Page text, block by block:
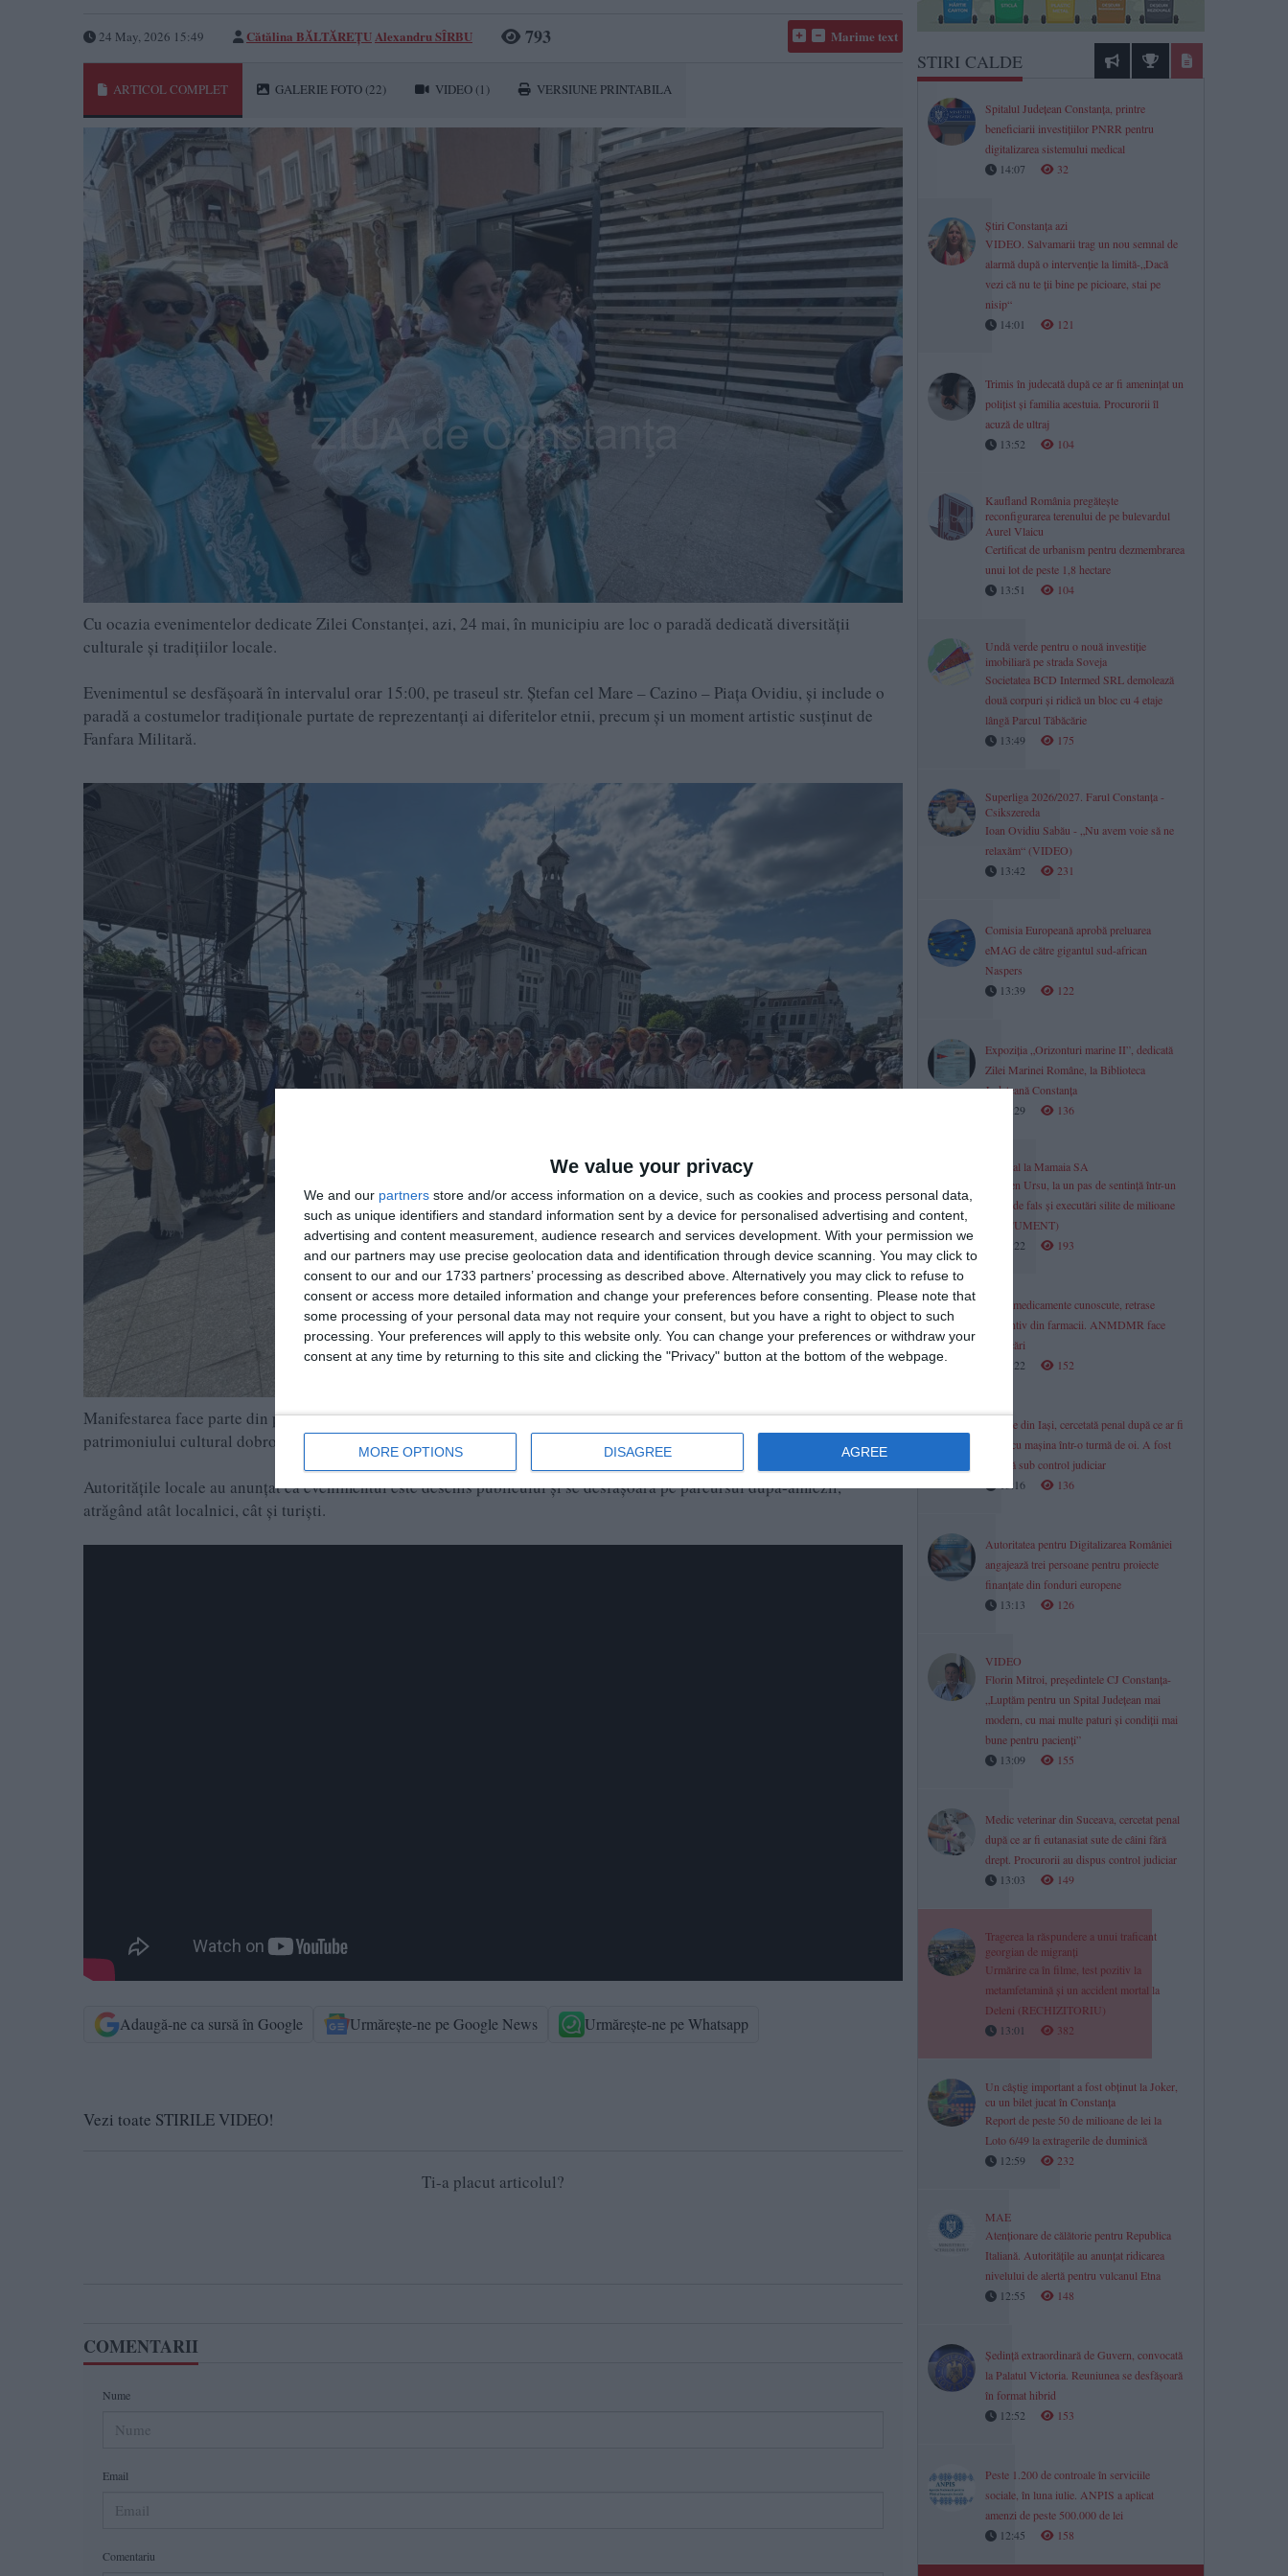
We value your privacy
We and our partners store and/or access information on a device, such as cookies and process personal data,
such as unique identifiers and standard information sent by a device for personalised advertising and content,
advertising and content measurement, audience research and services development. With your permission we
and our partners may use precise geolocation data and identification through device scanning. You may click to
consent to our and our 1733 partners’ processing as described above. Alternatively you may click to refuse to
consent or access more detailed information and change your preferences before consenting.
Please note that
some processing of your personal data may not require your consent, but you have a right to object to such
processing. Your preferences will apply to this website only. You can change your preferences or withdraw your
consent at any time by returning to this site and clicking the "Privacy" button at the bottom of the webpage.
MORE OPTIONS DISAGREE AGREE
24 May, 2026 15:49 Cătălina BĂLTĂREȚU Alexandru SÎRBU 793 Marime text
ARTICOL COMPLET GALERIE FOTO (22) VIDEO (1) VERSIUNE PRINTABILA
Cu ocazia evenimentelor dedicate Zilei Constanței, azi, 24 mai, în municipiu are loc o paradă dedicată diversității
culturale și tradițiilor locale.
Evenimentul se desfășoară în intervalul orar 15:00, pe traseul str. Ștefan cel Mare – Cazino – Piața Ovidiu, și include o
paradă a costumelor tradiționale purtate de reprezentanți ai diferitelor etnii, precum și un moment artistic susținut de
Fanfara Militară.
Manifestarea face parte din programul „Zilele Constanței 2026” și are ca scop promovarea multiculturalității și a
patrimoniului cultural dobrogean, într-un cadru festiv organizat în centrul orașului.
Autoritățile locale au anunțat că evenimentul este deschis publicului și se desfășoară pe parcursul după-amiezii,
atrăgând atât localnici, cât și turiști.
Adaugă-ne ca sursă în Google Urmărește-ne pe Google News Urmărește-ne pe Whatsapp
Vezi toate STIRILE VIDEO!
Ti-a placut articolul?
COMENTARII
Nume
Email
Comentariu
STIRI CALDE
Spitalul Județean Constanța, printre
beneficiarii investițiilor PNRR pentru
digitalizarea sistemului medical
14:07
32
Știri Constanța azi
VIDEO. Salvamarii trag un nou semnal de
alarmă după o intervenție la limită-„Dacă
vezi că nu te ții bine pe picioare, stai pe
nisip“
14:01
121
Trimis în judecată după ce ar fi amenințat un
polițist și familia acestuia. Procurorii îl
acuză de ultraj
13:52
104
Kaufland România pregătește
reconfigurarea terenului de pe bulevardul
Aurel Vlaicu
Certificat de urbanism pentru dezmembrarea
unui lot de peste 1,8 hectare
13:51
104
Undă verde pentru o nouă investiție
imobiliară pe strada Soveja
Societatea BCD Intermed SRL demolează
două corpuri și ridică un bloc cu 4 etaje
lângă Parcul Tăbăcărie
13:49
175
Superliga 2026/2027. Farul Constanța -
Csikszereda
Ioan Ovidiu Sabău - „Nu avem voie să ne
relaxăm“ (VIDEO)
13:42
231
Comisia Europeană aprobă preluarea
eMAG de către gigantul sud-african
Naspers
13:39
122
Expoziția „Orizonturi marine II”, dedicată
Zilei Marinei Române, la Biblioteca
Județeană Constanța
13:29
136
Scandal la Mamaia SA
Carmen Ursu, la un pas de sentință într-un
dosar de fals și executări silite de milioane
(DOCUMENT)
13:22
193
Două medicamente cunoscute, retrase
preventiv din farmacii. ANMDMR face
verificări
13:22
152
Femeie din Iași, cercetată penal după ce ar fi
intrat cu mașina într-o turmă de oi. A fost
plasată sub control judiciar
13:16
136
Autoritatea pentru Digitalizarea României
angajează trei persoane pentru proiecte
finanțate din fonduri europene
13:13
126
VIDEO
Florin Mitroi, președintele CJ Constanța-
„Luptăm pentru un Spital Județean mai
modern, cu mai multe paturi și condiții mai
bune pentru pacienți”
13:09
155
Medic veterinar din Suceava, cercetat penal
după ce ar fi eutanasiat sute de câini fără
drept. Procurorii au dispus control judiciar
13:03
149
Tragerea la răspundere a unui traficant
georgian de migranți
Urmărire ca în filme, test pozitiv la
metamfetamină și un accident mortal la
Deleni (RECHIZITORIU)
13:01
382
Un câștig important a fost obținut la Joker,
cu un bilet jucat în Constanța
Report de peste 50 de milioane de lei la
Loto 6/49 la extragerile de duminică
12:59
232
MAE
Atenționare de călătorie pentru Republica
Italiană. Autoritățile au anunțat ridicarea
nivelului de alertă pentru vulcanul Etna
12:55
148
Ședință extraordinară de Guvern, convocată
la Palatul Victoria. Reuniunea se desfășoară
în format hibrid
12:52
153
Peste 1.200 de controale în serviciile
sociale, în luna iulie. ANPIS a aplicat
amenzi de peste 500.000 de lei
12:45
158